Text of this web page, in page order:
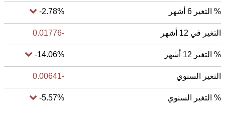
% التغير 6 أشهر -2.78%
التغير في 12 أشهر -0.01776
% التغير 12 أشهر -14.06%
التغير السنوي -0.00641
% التغير السنوي -5.57%